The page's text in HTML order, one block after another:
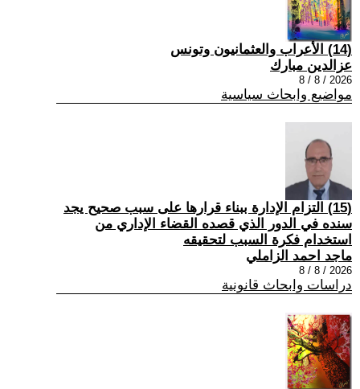
(14) الأعراب والعثمانيون وتونس
عزالدين مبارك
2026 / 8 / 8
مواضيع وابحاث سياسية
(15) التزام الإدارة ببناء قرارها على سبب صحیح یجد
سنده في الدور الذي قصده القضاء الإداري من
استخدام فكرة السبب لتحقیقه
ماجد احمد الزاملي
2026 / 8 / 8
دراسات وابحاث قانونية